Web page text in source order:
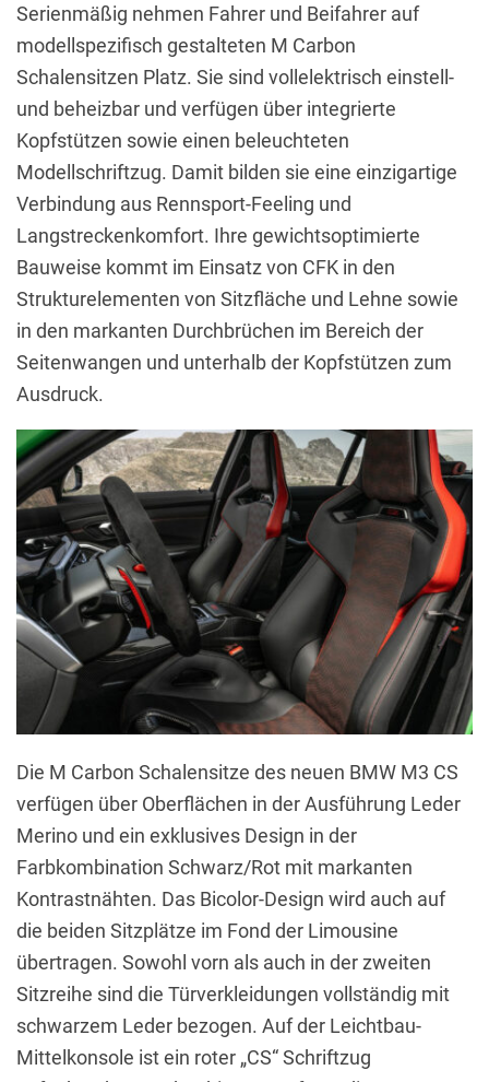
Serienmäßig nehmen Fahrer und Beifahrer auf
modellspezifisch gestalteten M Carbon
Schalensitzen Platz. Sie sind vollelektrisch einstell-
und beheizbar und verfügen über integrierte
Kopfstützen sowie einen beleuchteten
Modellschriftzug. Damit bilden sie eine einzigartige
Verbindung aus Rennsport-Feeling und
Langstreckenkomfort. Ihre gewichtsoptimierte
Bauweise kommt im Einsatz von CFK in den
Strukturelementen von Sitzfläche und Lehne sowie
in den markanten Durchbrüchen im Bereich der
Seitenwangen und unterhalb der Kopfstützen zum
Ausdruck.
Die M Carbon Schalensitze des neuen BMW M3 CS
verfügen über Oberflächen in der Ausführung Leder
Merino und ein exklusives Design in der
Farbkombination Schwarz/Rot mit markanten
Kontrastnähten. Das Bicolor-Design wird auch auf
die beiden Sitzplätze im Fond der Limousine
übertragen. Sowohl vorn als auch in der zweiten
Sitzreihe sind die Türverkleidungen vollständig mit
schwarzem Leder bezogen. Auf der Leichtbau-
Mittelkonsole ist ein roter „CS“ Schriftzug